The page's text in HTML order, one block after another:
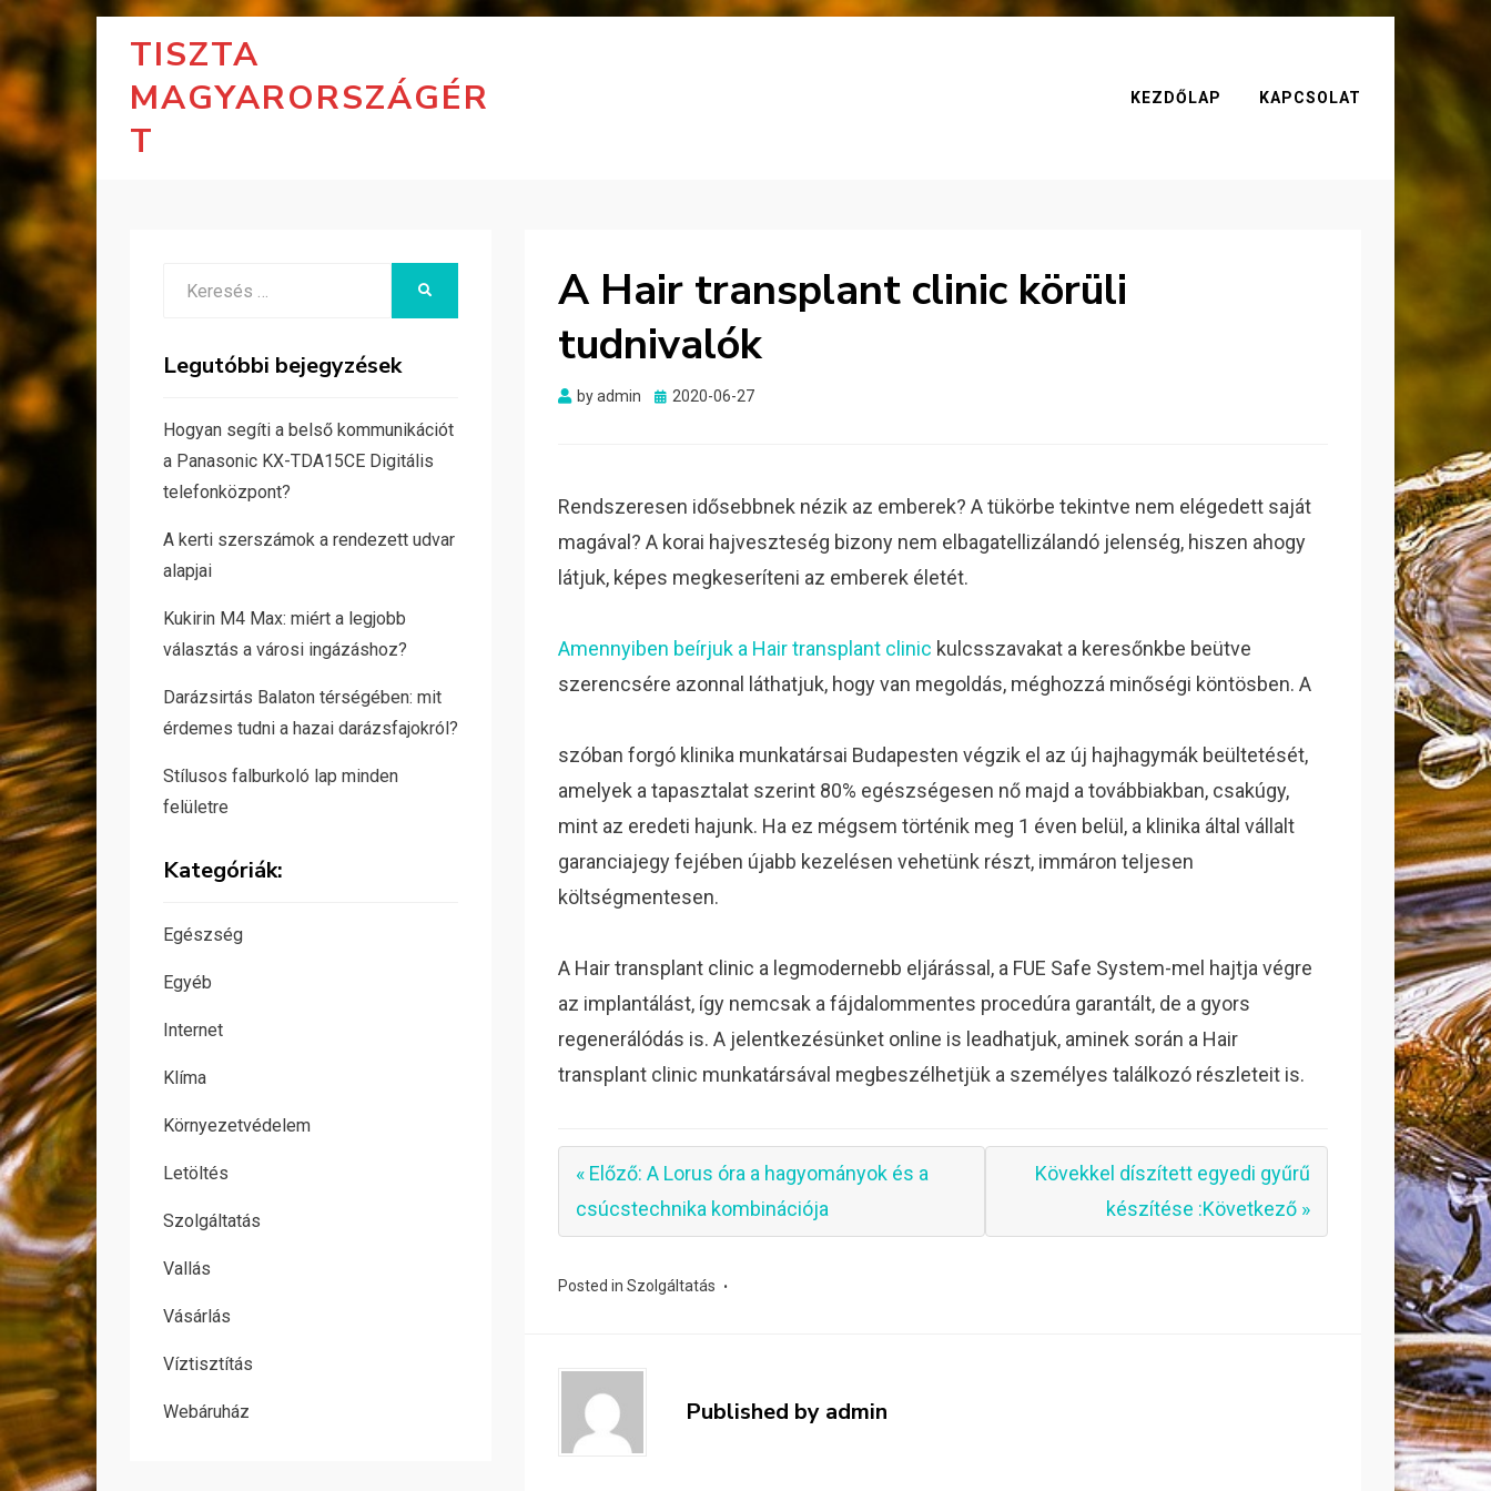
TISZTA
MAGYARORSZÁGÉR
T
KEZDŐLAP KAPCSOLAT
A Hair transplant clinic körüli
tudnivalók
byadmin
Posted
2020-06-27
Rendszeresen idősebbnek nézik az emberek? A tükörbe tekintve nem elégedett saját
magával? A korai hajveszteség bizony nem elbagatellizálandó jelenség, hiszen ahogy
látjuk, képes megkeseríteni az emberek életét.
Amennyiben beírjuk a Hair transplant clinic kulcsszavakat a keresőnkbe beütve
szerencsére azonnal láthatjuk, hogy van megoldás, méghozzá minőségi köntösben. A
szóban forgó klinika munkatársai Budapesten végzik el az új hajhagymák beültetését,
amelyek a tapasztalat szerint 80% egészségesen nő majd a továbbiakban, csakúgy,
mint az eredeti hajunk. Ha ez mégsem történik meg 1 éven belül, a klinika által vállalt
garanciajegy fejében újabb kezelésen vehetünk részt, immáron teljesen
költségmentesen.
A Hair transplant clinic a legmodernebb eljárással, a FUE Safe System-mel hajtja végre
az implantálást, így nemcsak a fájdalommentes procedúra garantált, de a gyors
regenerálódás is. A jelentkezésünket online is leadhatjuk, aminek során a Hair
transplant clinic munkatársával megbeszélhetjük a személyes találkozó részleteit is.
« Előző: A Lorus óra a hagyományok és a
csúcstechnika kombinációja
Kövekkel díszített egyedi gyűrű
készítése :Következő »
Posted inSzolgáltatás
Published by admin
Legutóbbi bejegyzések
Hogyan segíti a belső kommunikációt
a Panasonic KX-TDA15CE Digitális
telefonközpont?
A kerti szerszámok a rendezett udvar
alapjai
Kukirin M4 Max: miért a legjobb
választás a városi ingázáshoz?
Darázsirtás Balaton térségében: mit
érdemes tudni a hazai darázsfajokról?
Stílusos falburkoló lap minden
felületre
Kategóriák:
Egészség
Egyéb
Internet
Klíma
Környezetvédelem
Letöltés
Szolgáltatás
Vallás
Vásárlás
Víztisztítás
Webáruház